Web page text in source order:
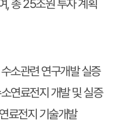
, 총 25조원 투자 계획
소관련 연구개발 실증
연료전지 개발 및 실증
료전지 기술개발